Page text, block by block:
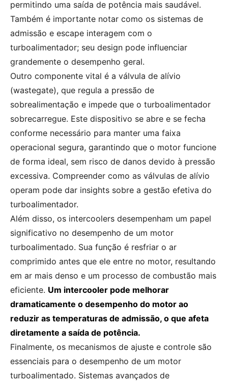
permitindo uma saída de potência mais saudável.
Também é importante notar como os sistemas de
admissão e escape interagem com o
turboalimentador; seu design pode influenciar
grandemente o desempenho geral.
Outro componente vital é a válvula de alívio
(wastegate), que regula a pressão de
sobrealimentação e impede que o turboalimentador
sobrecarregue. Este dispositivo se abre e se fecha
conforme necessário para manter uma faixa
operacional segura, garantindo que o motor funcione
de forma ideal, sem risco de danos devido à pressão
excessiva. Compreender como as válvulas de alívio
operam pode dar insights sobre a gestão efetiva do
turboalimentador.
Além disso, os intercoolers desempenham um papel
significativo no desempenho de um motor
turboalimentado. Sua função é resfriar o ar
comprimido antes que ele entre no motor, resultando
em ar mais denso e um processo de combustão mais
eficiente. Um intercooler pode melhorar
dramaticamente o desempenho do motor ao
reduzir as temperaturas de admissão, o que afeta
diretamente a saída de potência.
Finalmente, os mecanismos de ajuste e controle são
essenciais para o desempenho de um motor
turboalimentado. Sistemas avançados de